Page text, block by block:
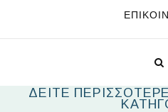
ΔΕΙΤΕ